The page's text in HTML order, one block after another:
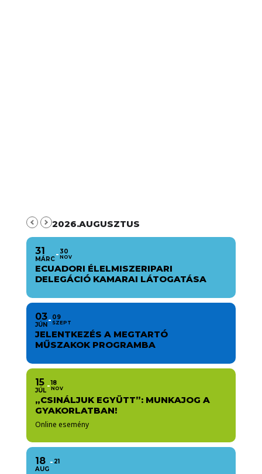
2026.AUGUSZTUS
31
MÁRC
30
NOV
ECUADORI ÉLELMISZERIPARI
DELEGÁCIÓ KAMARAI LÁTOGATÁSA
03
JÚN
09
SZEPT
JELENTKEZÉS A MEGTARTÓ
MŰSZAKOK PROGRAMBA
15
JÚL
18
NOV
„CSINÁLJUK EGYÜTT”: MUNKAJOG A
GYAKORLATBAN!
Online esemény
18
AUG
21